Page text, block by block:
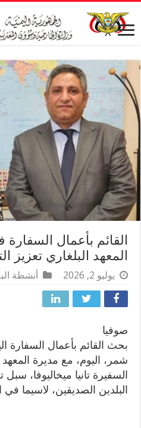
القائم بأعمال
المعهد البلغاري تعزيز
يوليو 2, 2026 أنشطة
صوفيا
بحث القائم بأعمال السفارة
شمر، اليوم، مع مديرة المعهد
السفيرة تانيا ميخاليوفا،
البلدين الصديقين، لاسيما في